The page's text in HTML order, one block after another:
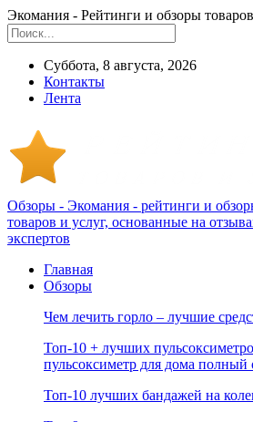
Экомания - Рейтинги и обзоры
Суббота, 8 августа, 2026
Контакты
Лента
Обзоры - Экомания - рейтинги и
товаров и услуг, основанные на
экспертов
Главная
Обзоры
Чем лечить горло – лучшие
Топ-10 + лучших
пульсоксиметр для дома полный
Топ-10 лучших бандажей на